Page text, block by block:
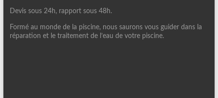
Devis sous 24h, rapport sous 48h.
Formé au monde de la piscine, nous saurons vous guider dans la
réparation et le traitement de l’eau de votre piscine.